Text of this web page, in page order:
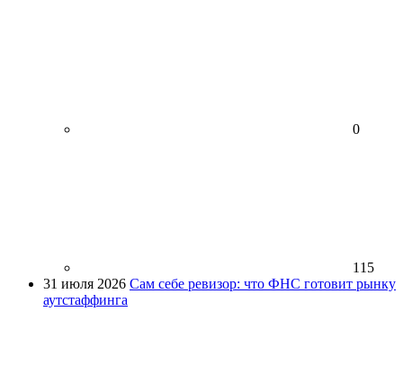
0
115
31 июля 2026 Сам себе ревизор: что ФНС готовит рынку
аутстаффинга